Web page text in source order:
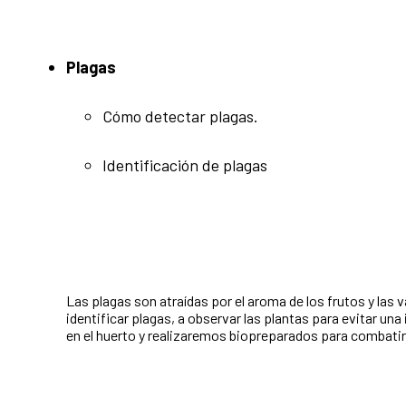
Plagas
Cómo detectar plagas.
Identificación de plagas
Las plagas son atraídas por el aroma de los frutos y las
identificar plagas, a observar las plantas para evitar
en el huerto y realizaremos biopreparados para